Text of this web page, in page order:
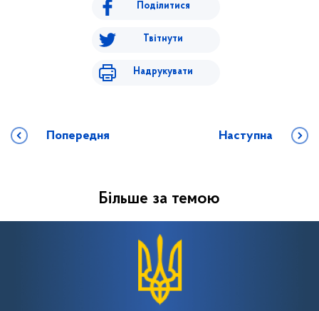
Поділитися
Твітнути
Надрукувати
Попередня Наступна
Більше за темою